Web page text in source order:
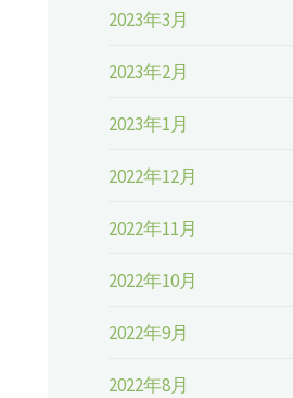
2023年3月
2023年2月
2023年1月
2022年12月
2022年11月
2022年10月
2022年9月
2022年8月